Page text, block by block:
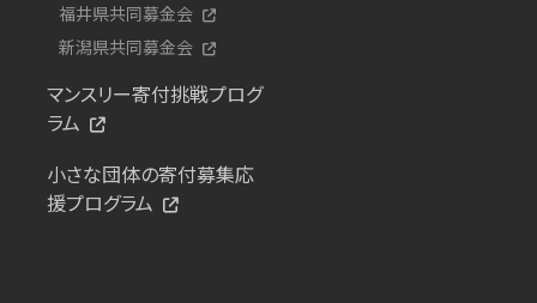
福井県共同募金会
新潟県共同募金会
マンスリー寄付挑戦プログ
ラム
小さな団体の寄付募集応
援プログラム